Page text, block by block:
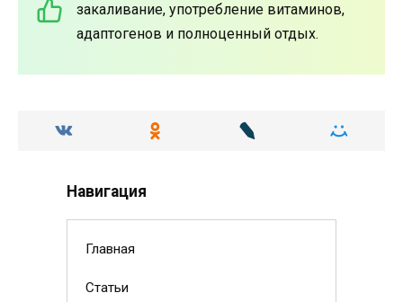
закаливание, употребление витаминов,
адаптогенов и полноценный отдых.
Навигация
Главная
Статьи